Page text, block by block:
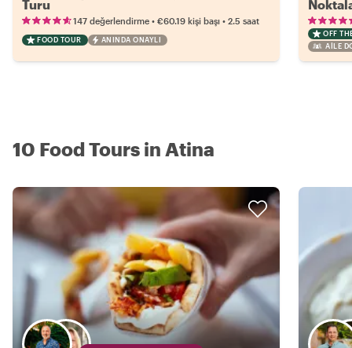
Turu
147 değerlendirme • €60.19 kişi başı • 2.5 saat
FOOD TOUR ANINDA ONAYLI
OFF
AILE
10 Food Tours in Atina